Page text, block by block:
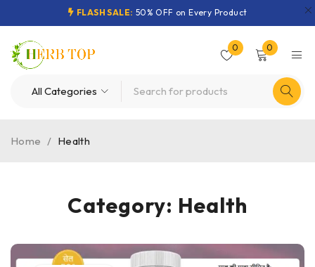
FLASH SALE: 50% OFF on Every Product
0 0
Category: Health
Home / Health